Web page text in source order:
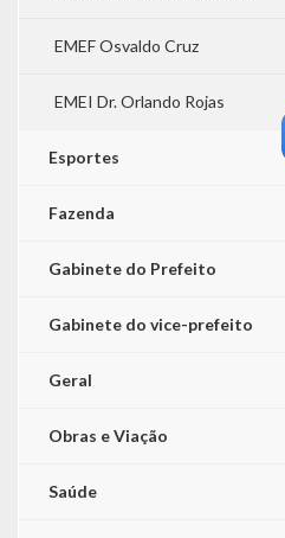
EMEF Osvaldo Cruz
EMEI Dr. Orlando Rojas
Esportes
Fazenda
Gabinete do Prefeito
Gabinete do vice-prefeito
Geral
Obras e Viação
Saúde